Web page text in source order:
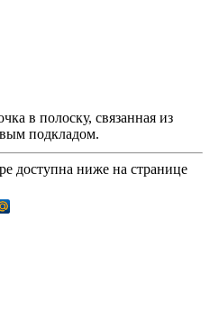
в полоску, связанная из
подкладом.
доступна ниже на странице